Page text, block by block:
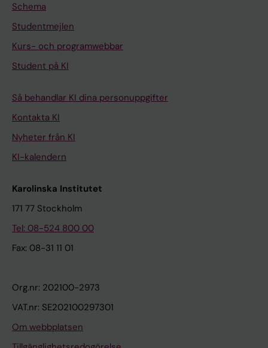
Schema
Studentmejlen
Kurs- och programwebbar
Student på KI
Så behandlar KI dina personuppgifter
Kontakta KI
Nyheter från KI
KI-kalendern
Karolinska Institutet
171 77 Stockholm
Tel: 08-524 800 00
Fax: 08-31 11 01
Org.nr: 202100-2973
VAT.nr: SE202100297301
Om webbplatsen